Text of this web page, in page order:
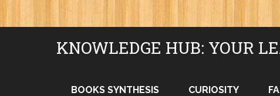
KNOWLEDGE HUB: YOUR
BOOKS SYNTHESIS CURIOSITY